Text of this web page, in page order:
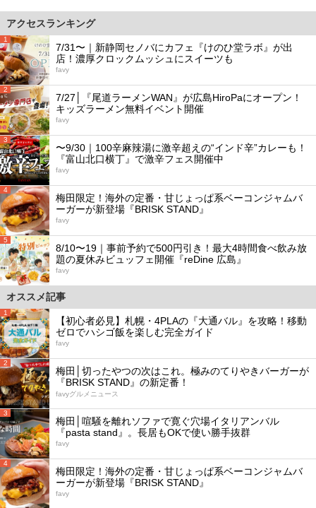
アクセスランキング
1
7/31〜｜新静岡セノバにカフェ『けのひ堂ラボ』が出
店！濃厚クロックムッシュにスイーツも
favy
2
7/27│『尾道ラーメンWAN』が広島HiroPaにオープン！
キッズラーメン無料イベント開催
favy
3
〜9/30｜100辛麻辣湯に激辛超えの“インド辛”カレーも！
『富山北口横丁』で激辛フェス開催中
favy
4
梅田限定！海外の定番・甘じょっぱ系ベーコンジャムバ
ーガーが新登場『BRISK STAND』
favy
5
8/10〜19｜事前予約で500円引き！最大4時間食べ飲み放
題の夏休みビュッフェ開催『reDine 広島』
favy
オススメ記事
1
【初心者必見】札幌・4PLAの『大通バル』を攻略！移動
ゼロでハシゴ飯を楽しむ完全ガイド
favy
2
梅田│切ったやつの次はこれ。極みのてりやきバーガーが
『BRISK STAND』の新定番！
favyグルメニュース
3
梅田│喧騒を離れソファで寛ぐ穴場イタリアンバル
『pasta stand』。長居もOKで使い勝手抜群
favy
4
梅田限定！海外の定番・甘じょっぱ系ベーコンジャムバ
ーガーが新登場『BRISK STAND』
favy